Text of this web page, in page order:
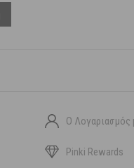
Ο Λογαριασμός
Pinki Rewards